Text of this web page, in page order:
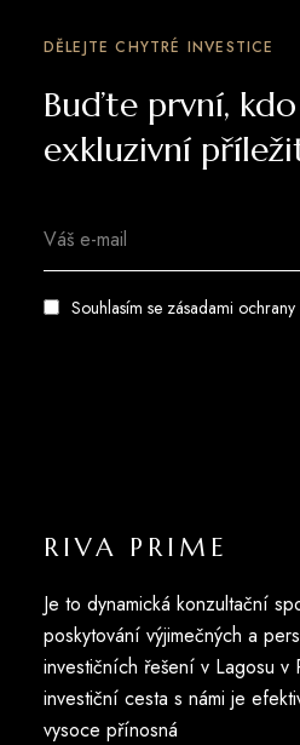
DĚLEJTE CHYTRÉ INVESTICE
Buďte první, kdo
exkluzivní
Souhlasím se zásadami ochrany
RIVA PRIME
Je to dynamická konzultační
poskytování výjimečných a
investičních řešení v Lagosu v
investiční cesta s námi je
vysoce přínosná